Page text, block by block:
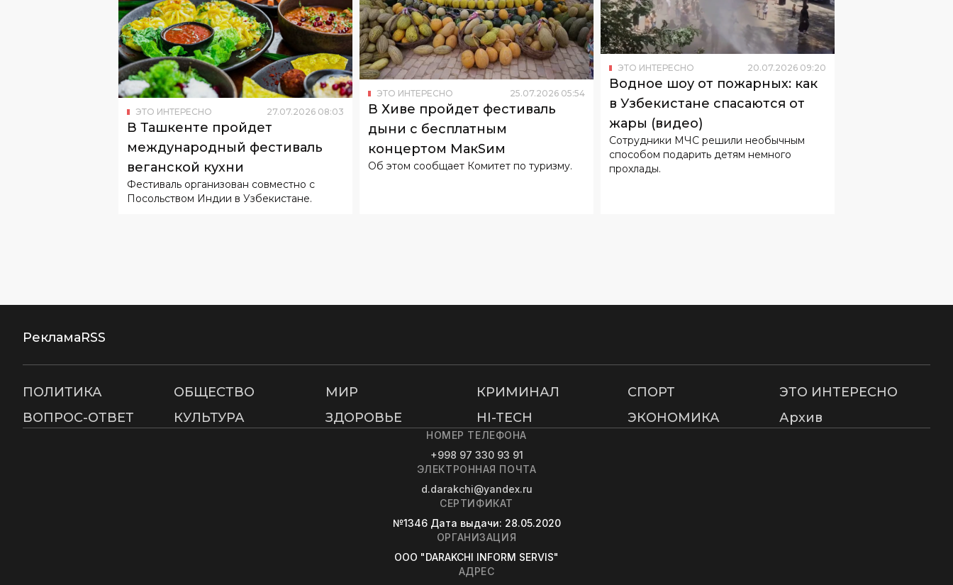
ЭТО ИНТЕРЕСНО 27.07.2026 08:03
В Ташкенте пройдет
международный фестиваль
веганской кухни
Фестиваль организован совместно с
Посольством Индии в Узбекистане.
ЭТО ИНТЕРЕСНО 25.07.2026 05 54
В Хиве пройдет фестиваль
дыни с бесплатным
концертом МакSим
Об этом сообщает Комитет по туризму.
ЭТО ИНТЕРЕСНО 20. 07 .2026 09:20
Водное шоу от пожарных: как
в Узбекистане спасаются от
жары (видео)
Сотрудники МЧС решили необычным
способом подарить детям немного
прохлады.
РекламаRSS
ПОЛИТИКА ОБЩЕСТВО МИР КРИМИНАЛ СПОРТ
ЭТО ИНТЕРЕСНО
ВОПРОС-ОТВЕТ
КУЛЬТУРА ЗДОРОВЬЕ HI-TECH ЭКОНОМИКА Архив
НОМЕР ТЕЛЕФОНА
+998 97 330 93 91
ЭЛЕКТРОННАЯ ПОЧТА
d.darakchi@yandex.ru
СЕРТИФИКАТ
№1346 Дата выдачи: 28.05.2020
ОРГАНИЗАЦИЯ
OOO "DARAKCHI INFORM SERVIS"
АДРЕС